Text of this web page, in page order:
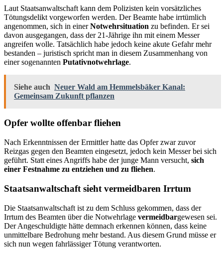
Laut Staatsanwaltschaft kann dem Polizisten kein vorsätzliches
Tötungsdelikt vorgeworfen werden. Der Beamte habe irrtümlich
angenommen, sich in einerNotwehrsituation zu befinden. Er sei
davon ausgegangen, dass der 21-Jährige ihn mit einem Messer
angreifen wolle. Tatsächlich habe jedoch keine akute Gefahr mehr
bestanden – juristisch spricht man in diesem Zusammenhang von
einer sogenannten Putativnotwehrlage.
Siehe auch Neuer Wald am Hemmelsbäker Kanal:
Gemeinsam Zukunft pflanzen
Opfer wollte offenbar fliehen
Nach Erkenntnissen der Ermittler hatte das Opfer zwar zuvor
Reizgas gegen den Beamten eingesetzt, jedoch kein Messer bei sich
geführt. Statt eines Angriffs habe der junge Mann versucht, sich
einer Festnahme zu entziehen und zu fliehen.
Staatsanwaltschaft sieht vermeidbaren Irrtum
Die Staatsanwaltschaft ist zu dem Schluss gekommen, dass der
Irrtum des Beamten über die Notwehrlage vermeidbargewesen sei.
Der Angeschuldigte hätte demnach erkennen können, dass keine
unmittelbare Bedrohung mehr bestand. Aus diesem Grund müsse er
sich nun wegen fahrlässiger Tötung verantworten.